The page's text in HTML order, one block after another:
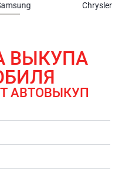
Gmc
ВЫКУПА
АВТОВЫКУП